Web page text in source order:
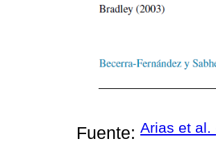
Fuente: Arias et al.